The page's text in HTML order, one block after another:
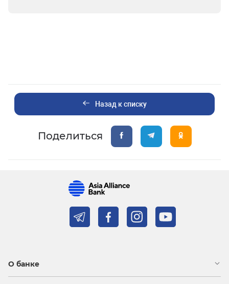
Назад к списку
Поделиться
О банке